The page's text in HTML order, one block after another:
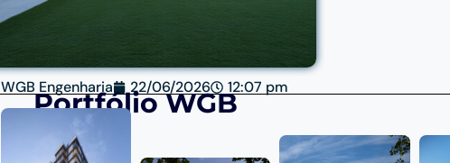
WGB Engenharia 22/06/2026 12:07 pm
Portfólio WGB